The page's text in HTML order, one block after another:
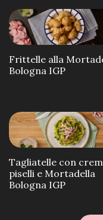
Frittelle alla
Bologna IGP
Tagliatelle con
piselli e Mortadella
Bologna IGP